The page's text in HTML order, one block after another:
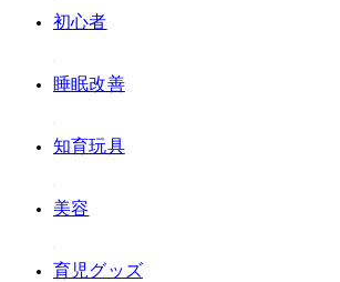
#初心者
#睡眠改善
#知育玩具
#美容
#育児グッズ